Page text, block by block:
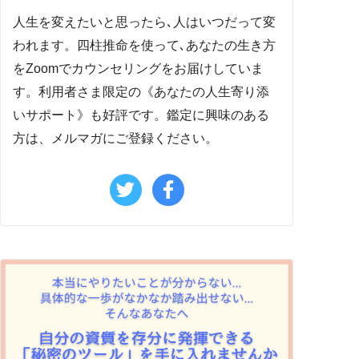
人生を変えたいと思ったら､人はいつだって変
われます。四柱推命を使って､あなたの生き方
をZoomでカウンセリングをお届けしていま
す。利用者さま限定の《あなたの人生寄り添
いサポート》も好評です。鑑定に興味のある
方は、メルマガにご登録ください。